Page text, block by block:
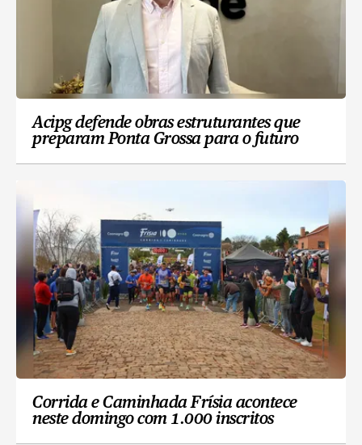
Acipg defende obras estruturantes que
preparam Ponta Grossa para o futuro
Corrida e Caminhada Frísia acontece
neste domingo com 1.000 inscritos